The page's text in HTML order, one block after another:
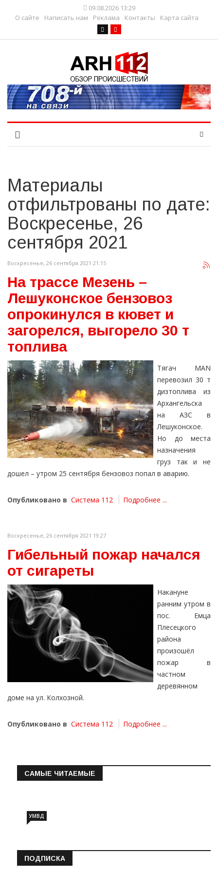
09.08.2026 13:29
О сайте
Написать нам Реклама Контакты Карта сайта
Материалы
отфильтрованы по дате:
Воскресенье, 26
сентября 2021
Воскресенье, 26 сентября 2021 21:15
На трассе Мезень –
Лешуконское бензовоз
опрокинулся в кювет и
загорелся, выгорело 30 т
топлива
Тягач МАN
перевозил 30 т
дизтоплива из
Архангельска
на АЗС в
Лешуконское.
Но до места
назначения
груз так и не
дошел – утром 25 сентября бензовоз попал в аварию.
Опубликовано в Система 112 Подробнее ...
Воскресенье, 26 сентября 2021 19:27
Гибельный пожар начался
от сигареты
Накануне
ранним утром в
пос. Емца
Плесецкого
района
произошёл
пожар в
частном
деревянном
доме на ул. Колхозной.
Опубликовано в Система 112 Подробнее ...
САМЫЕ ЧИТАЕМЫЕ
УМВД
ПОДПИСКА